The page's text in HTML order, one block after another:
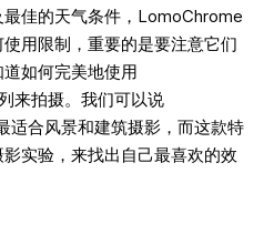
佳的天气条件，LomoChrome
用限制，重要的是要注意它们
如何完美地使用
来拍摄。我们可以说
适合风景和建筑摄影，而这款特
实验，来找出自己最喜欢的效